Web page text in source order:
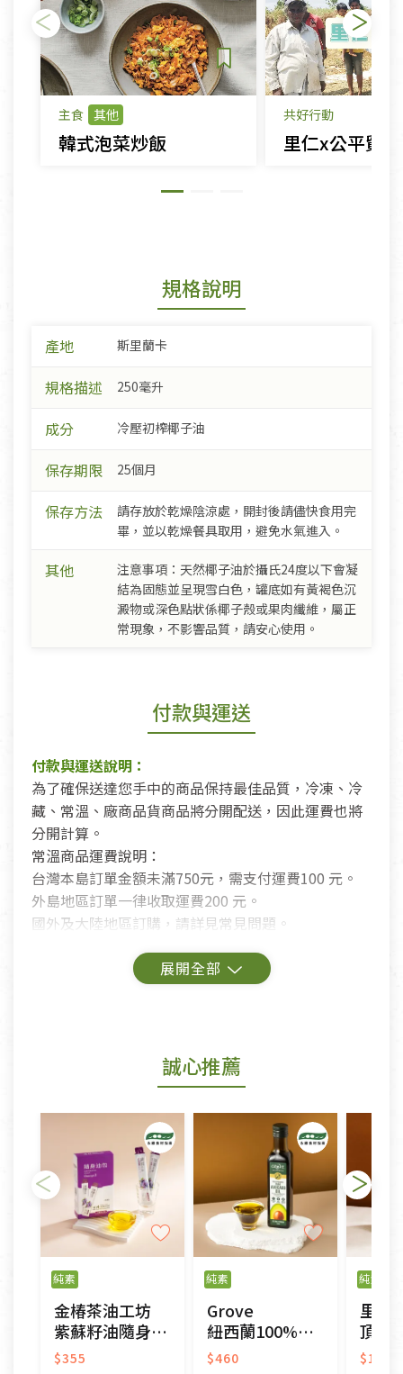
主食 其他
韓式泡菜炒飯
共好行動
規格說明
產地 斯里蘭卡
規格描述 250毫升
成分 冷壓初榨椰子油
保存期限 25個月
保存方法
請存放於乾燥陰涼處，開封後請儘快食用完
畢，並以乾燥餐具取用，避免水氣進入。
其他
注意事項：天然椰子油於攝氏24度以下會凝
結為固態並呈現雪白色，罐底如有黃褐色沉
澱物或深色點狀係椰子殼或果肉纖維，屬正
常現象，不影響品質，請安心使用。
付款與運送
付款與運送說明：
為了確保送達您手中的商品保持最佳品質，冷凍、冷
藏、常溫、廠商品貨商品將分開配送，因此運費也將
分開計算。
常溫商品運費說明：
台灣本島訂單金額未滿750元，需支付運費100 元。
外島地區訂單一律收取運費200 元。
國外及大陸地區訂購，請詳見常見問題。
鑑賞期商品說明：
若您購買的商品有下列「不適用七天鑑賞期商品」情
形者，除商品瑕疵以外，恕不接受退換貨.
依消保法之規定提供該商品七天免費鑑賞期(含例假
日)的服務，原則上若商品未經使用或被汙損(除商品
瑕疵)，一般皆可申請退換貨。
不適用七天鑑賞期商品：
以數位或電磁紀錄形式儲存之商品、易於變質或損壞
之商品、以及性質上無法或不適合退換之商品：如
CD、VCD、DVD、電腦軟體，若產品瑕疵無法讀取僅
接受原片換新。
衣飾鞋類-如T恤，如於送達後水洗或污損者。
美容保養用品、內衣褲、襪子、口罩等私人消耗性產
誠心推薦
純素
金椿茶油工坊
紫蘇籽油隨身油包
$355
純素
Grove
紐西蘭100%頂級冷壓初榨純酪梨油
$460
純素
里仁
頂級初